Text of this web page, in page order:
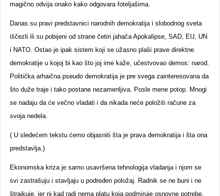
magično odvija onako kako odgovara foteljašima.
Danas su pravi predstavnici narodnih demokratija i slobodnog sveta
iščezli ili su pobijeni od strane četiri jahača Apokalipse, SAD, EU, UN
i NATO. Ostao je ipak sistem koji se užasno plaši prave direktne
demokratije u kojoj bi kao što joj ime kaže, učestvovao demos: narod.
Politička arhaična pseudo demokratija je pre svega zainteresovana da
što duže traje i tako postane nezamenljiva. Posle mene potop. Mnogi
se nadaju da će večno vladati i da nikada neće položiti račune za
svoja nedela.
( U sledećem tekstu ćemo objasniti šta je prava demokratija i šta ona
predstavlja.)
Ekonomska kriza je samo usavršena tehnologija vladanja i njom se
svi zastrašuju i stavljaju u podređen položaj. Radnik se ne buni i ne
štrajkuje, jer ni kad radi nema platu koja podmiruje osnovne potrebe.